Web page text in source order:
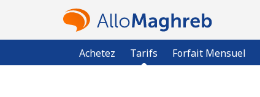
Achetez Tarifs Forfait Mensuel